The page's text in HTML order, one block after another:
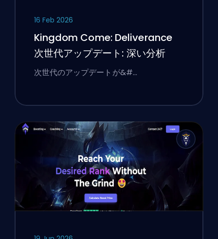
16 Feb 2026
Kingdom Come: Deliverance
次世代アップデート: 深い分析
次世代のアップデートが&#…